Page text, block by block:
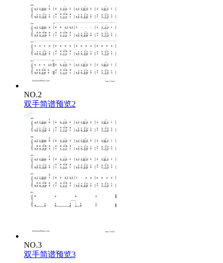
NO.2
双手简谱预览2
NO.3
双手简谱预览3